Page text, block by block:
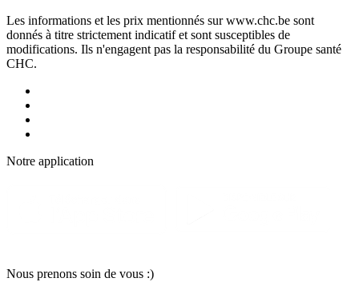
Les informations et les prix mentionnés sur www.chc.be sont
donnés à titre strictement indicatif et sont susceptibles de
modifications. Ils n'engagent pas la responsabilité du Groupe santé
CHC.
Notre application
Nous prenons soin de vous :)